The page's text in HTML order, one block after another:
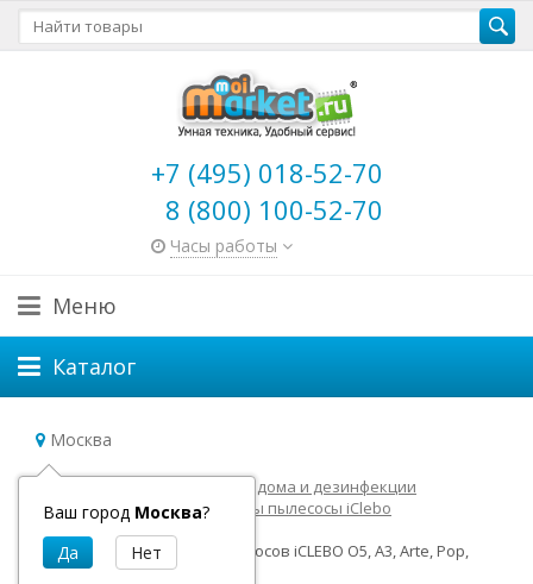
+7 (495) 018-52-70
8 (800) 100-52-70
Часы работы
Меню
Каталог
Москва
Ваш город Москва?
Главная
Роботы для уборки дома и дезинфекции
Роботы пылесосы
Роботы пылесосы iClebo
Аксессуары для iClebo
Переднее колесо для пылесосов iCLEBO O5, A3, Arte, Pop,
Omega